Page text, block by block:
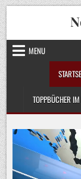
Skip
to
content
MENU
TOPPBÜCHER